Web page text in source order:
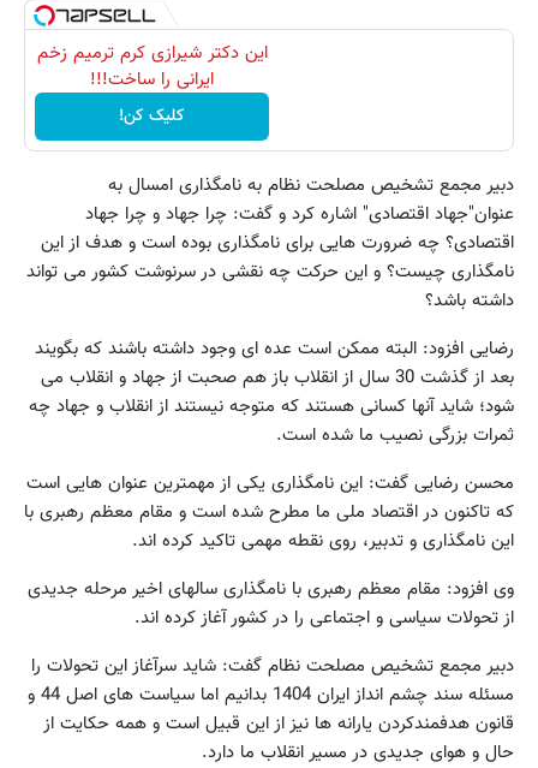
این دکتر شیرازی کرم ترمیم زخم
ایرانی را ساخت!!!
کلیک کن!
دبیر مجمع تشخیص مصلحت نظام به نامگذاری امسال به
عنوان"جهاد اقتصادی" اشاره کرد و گفت: چرا جهاد و چرا جهاد
اقتصادی؟ چه ضرورت هایی برای نامگذاری بوده است و هدف از این
نامگذاری چیست؟ و این حرکت چه نقشی در سرنوشت کشور می تواند
داشته باشد؟
رضایی افزود: البته ممکن است عده ای وجود داشته باشند که بگویند
بعد از گذشت 30 سال از انقلاب باز هم صحبت از جهاد و انقلاب می
شود؛ شاید آنها کسانی هستند که متوجه نیستند از انقلاب و جهاد چه
ثمرات بزرگی نصیب ما شده است.
محسن رضایی گفت: این نامگذاری یکی از مهمترین عنوان هایی است
که تاکنون در اقتصاد ملی ما مطرح شده است و مقام معظم رهبری با
این نامگذاری و تدبیر، روی نقطه مهمی تاکید کرده اند.
وی افزود: مقام معظم رهبری با نامگذاری سالهای اخیر مرحله جدیدی
از تحولات سیاسی و اجتماعی را در کشور آغاز کرده اند.
دبیر مجمع تشخیص مصلحت نظام گفت: شاید سرآغاز این تحولات را
مسئله سند چشم انداز ایران 1404 بدانیم اما سیاست های اصل 44 و
قانون هدفمندکردن یارانه ها نیز از این قبیل است و همه حکایت از
حال و هوای جدیدی در مسیر انقلاب ما دارد.